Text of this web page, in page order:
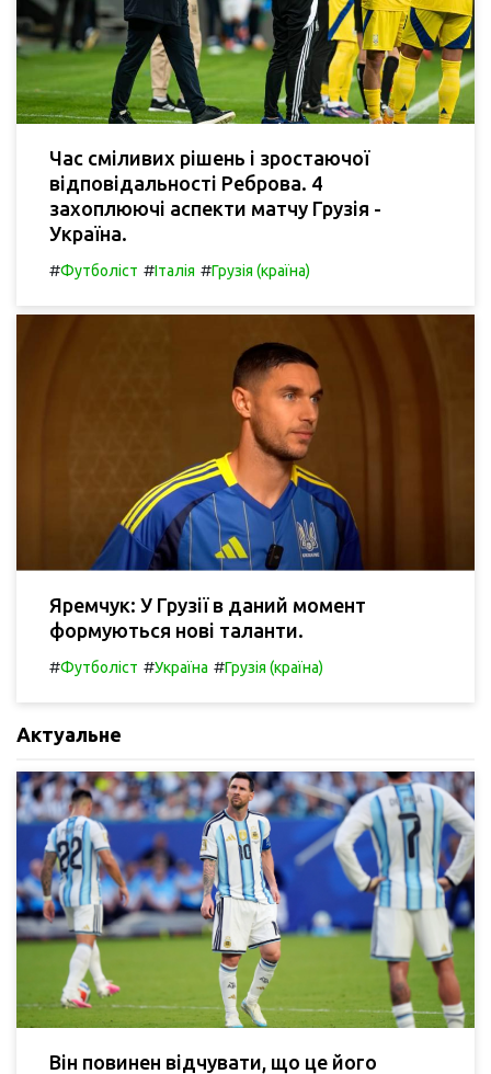
Час сміливих рішень і зростаючої
відповідальності Реброва. 4
захоплюючі аспекти матчу Грузія -
Україна.
#Футболіст #Італія #Грузія (країна)
Яремчук: У Грузії в даний момент
формуються нові таланти.
#Футболіст #Україна #Грузія (країна)
Актуальне
Він повинен відчувати, що це його